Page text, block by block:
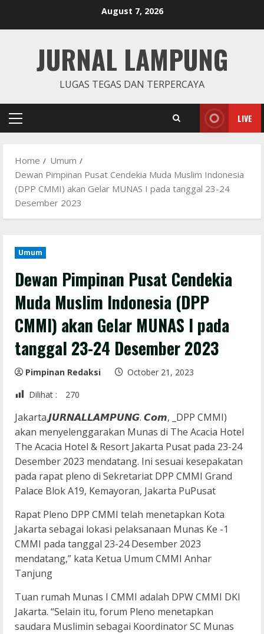
August 7, 2026
JURNAL LAMPUNG
LUGAS TEGAS DAN TERPERCAYA
Primary
LIVE
Home
Umum
Dewan Pimpinan Pusat Cendekia Muda Muslim Indonesia
(DPP CMMI) akan Gelar MUNAS I pada tanggal 23-24
Desember 2023
Umum
Dewan Pimpinan Pusat Cendekia
Muda Muslim Indonesia (DPP
CMMI) akan Gelar MUNAS I pada
tanggal 23-24 Desember 2023
Pimpinan Redaksi
October 21, 2023
Dilihat :
270
Jakarta.𝙅𝙐𝙍𝙉𝘼𝙇𝙇𝘼𝙈𝙋𝙐𝙉𝙂. 𝘾𝙤𝙢, _DPP CMMI)
akan menyelenggarakan Munas di The Acacia Hotel
The Acacia Hotel & Resort Jakarta Pusat pada 23-24
Desember 2023 mendatang. Ini sesuai kesepakatan
pada rapat pleno di Sekretariat DPP CMMI Grand
Palace Blok A19, Kemayoran, Jakarta PuPusat
Rapat Pleno DPP CMMI telah menetapkan Kota
Jakarta sebagai lokasi pelaksanaan Munas Ke -1
CMMI pada tanggal 23-24 Desember 2023
mendatang,” kata Ketua Umum CMMI Anhar
Tanjung
Tuan rumah Munas I CMMI adalah DPW CMMI DKI
Jakarta. “Selain itu, forum Pleno menetapkan
saudara Muslimin sebagai Koordinator SC Munas